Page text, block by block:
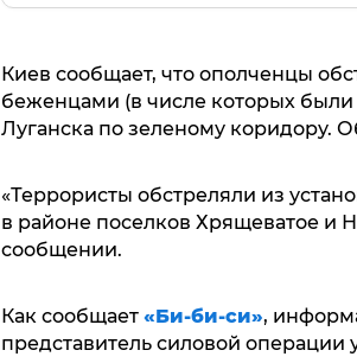
Киев сообщает, что ополченцы
беженцами (в числе которых
Луганска по зеленому коридору.
«Террористы обстреляли из
в районе поселков Хрящеватое и
сообщении.
Как сообщает «Би-би-си»,
представитель силовой